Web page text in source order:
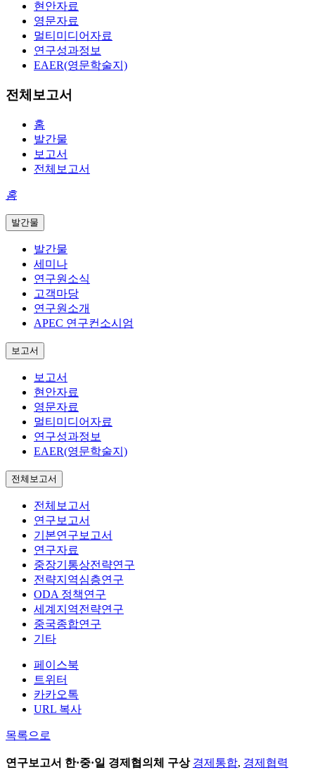
현안자료
영문자료
멀티미디어자료
연구성과정보
EAER(영문학술지)
전체보고서
홈
발간물
보고서
전체보고서
홈
발간물
발간물
세미나
연구원소식
고객마당
연구원소개
APEC 연구컨소시엄
보고서
보고서
현안자료
영문자료
멀티미디어자료
연구성과정보
EAER(영문학술지)
전체보고서
전체보고서
연구보고서
기본연구보고서
연구자료
중장기통상전략연구
전략지역심층연구
ODA 정책연구
세계지역전략연구
중국종합연구
기타
페이스북
트위터
카카오톡
URL 복사
목록으로
연구보고서 한·중·일 경제협의체 구상 경제통합, 경제협력